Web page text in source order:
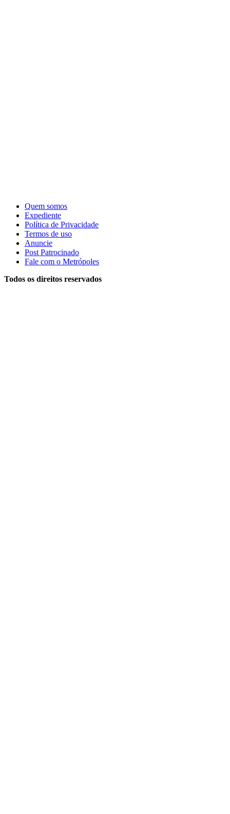
Quem somos
Expediente
Política de Privacidade
Termos de uso
Anuncie
Post Patrocinado
Fale com o Metrópoles
Todos os direitos reservados